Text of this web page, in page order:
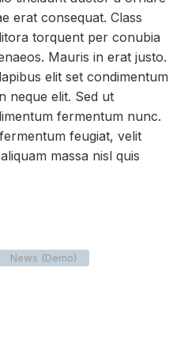
erat consequat. Class
torquent per conubia
Mauris in erat justo.
elit set condimentum
neque elit. Sed ut
fermentum nunc.
feugiat, velit
massa nisl quis
News (Demo)